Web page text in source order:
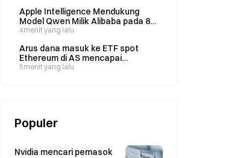
Uang untuk IRGC
Apple Intelligence Mendukung
Model Qwen Milik Alibaba pada 8
Agustus
4menit yang lalu
Arus dana masuk ke ETF spot
Ethereum di AS mencapai
US$243,7 juta pekan ini, dipimpin
5menit yang lalu
Populer
Nvidia mencari pemasok